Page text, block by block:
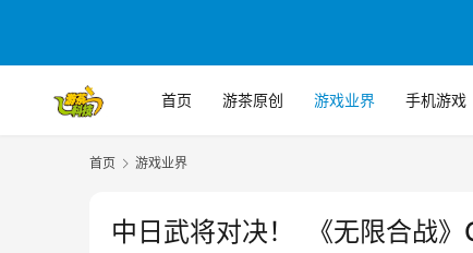
首页 游茶原创 游戏业界 手机游戏
首页 游戏业界
中日武将对决！ 《无限合战》